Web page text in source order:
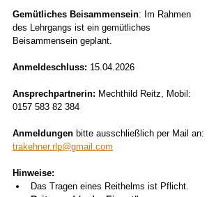
Gemütliches Beisammensein: Im Rahmen
des Lehrgangs ist ein gemütliches
Beisammensein geplant.
Anmeldeschluss: 15.04.2026
Ansprechpartnerin: Mechthild Reitz, Mobil:
0157 583 82 384
Anmeldungen bitte ausschließlich per Mail an:
trakehner.rlp@gmail.com
Hinweise:
Das Tragen eines Reithelms ist Pflicht.